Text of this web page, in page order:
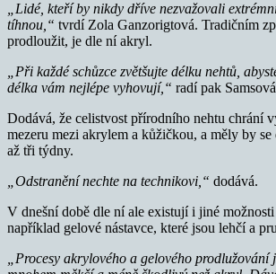
„Lidé, kteří by nikdy dříve nezvažovali
tíhnou,“ tvrdí Zola Ganzorigtová. Tradičním
prodloužit, je dle ní akryl.
„Při každé schůzce zvětšujte délku nehtů,
délka vám nejlépe vyhovují,“ radí pak
Dodává, že celistvost přírodního nehtu chrání
mezeru mezi akrylem a kůžičkou, a měly by
až tři týdny.
„Odstranění nechte na technikovi,“ dodává.
V dnešní době dle ní ale existují i jiné
například gelové nástavce, které jsou lehčí a
„Procesy akrylového a gelového prodlužování